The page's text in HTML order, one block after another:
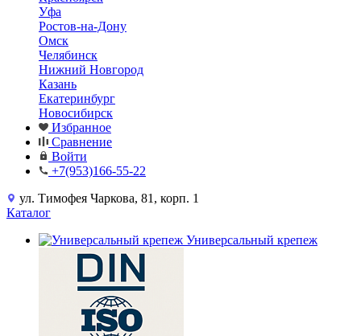
Уфа
Ростов-на-Дону
Омск
Челябинск
Нижний Новгород
Казань
Екатеринбург
Новосибирск
Избранное
Сравнение
Войти
+7(953)166-55-22
ул. Тимофея Чаркова, 81, корп. 1
Каталог
Универсальный крепеж